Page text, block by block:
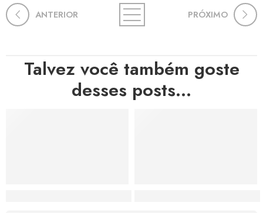
ANTERIOR PRÓXIMO
Talvez você também goste
desses posts...